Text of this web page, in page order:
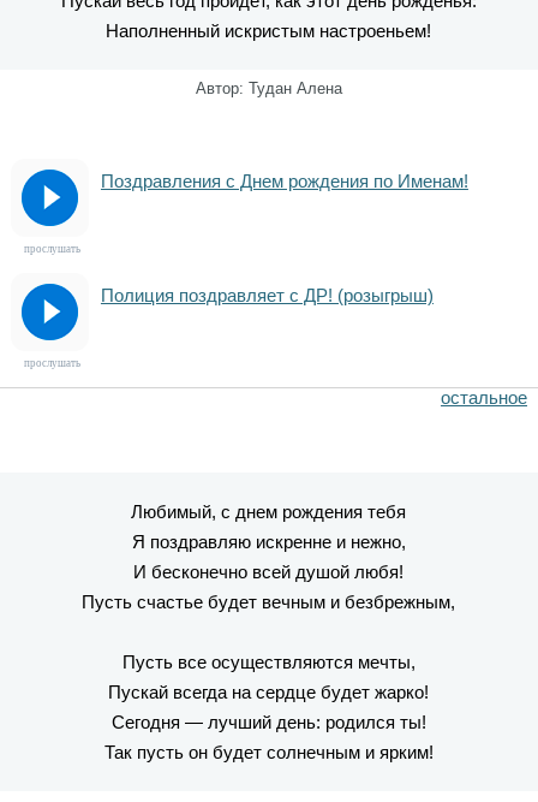
Наполненный искристым настроеньем!
Автор: Тудан Алена
Поздравления с Днем рождения по Именам!
прослушать
Полиция поздравляет с ДР! (розыгрыш)
прослушать
остальное
Любимый, с днем рождения тебя
Я поздравляю искренне и нежно,
И бесконечно всей душой любя!
Пусть счастье будет вечным и безбрежным,
Пусть все осуществляются мечты,
Пускай всегда на сердце будет жарко!
Сегодня — лучший день: родился ты!
Так пусть он будет солнечным и ярким!